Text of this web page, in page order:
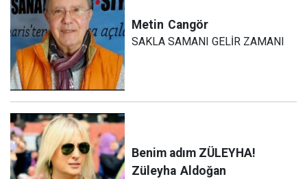
Metin Cangör
SAKLA SAMANI GELİR ZAMANI
Benim adım ZÜLEYHA!
Züleyha Aldoğan